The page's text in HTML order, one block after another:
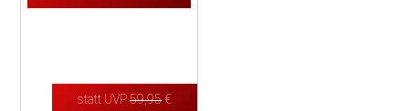
statt UVP59,95 €